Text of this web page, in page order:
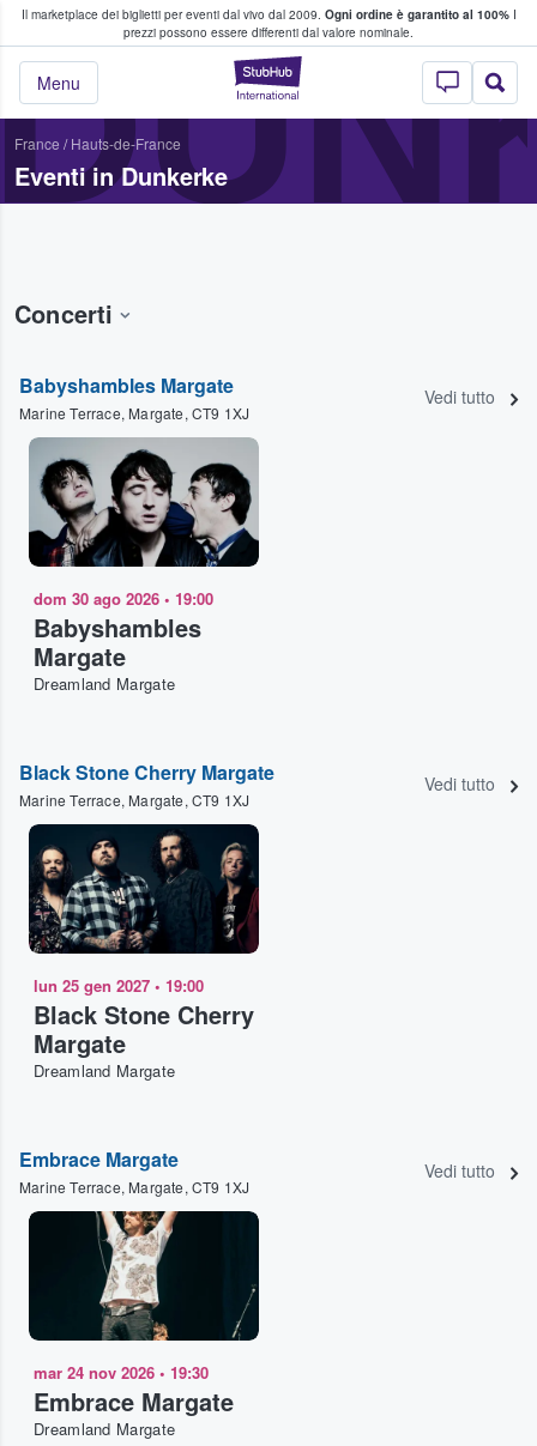
Il marketplace dei biglietti per eventi dal vivo dal 2009. Ogni ordine è garantito al 100%I
prezzi possono essere differenti dal valore nominale.
StubHub - Dove
Menu
fan comprano e vendono biglietti
France / Hauts-de-France
Eventi in Dunkerke
Concerti
Babyshambles Margate
Marine Terrace, Margate, CT9 1XJ
Vedi tutto
dom 30 ago 2026 • 19:00
Babyshambles
Margate
Dreamland Margate
Black Stone Cherry Margate
Marine Terrace, Margate, CT9 1XJ
Vedi tutto
lun 25 gen 2027 • 19:00
Black Stone Cherry
Margate
Dreamland Margate
Embrace Margate
Marine Terrace, Margate, CT9 1XJ
Vedi tutto
mar 24 nov 2026 • 19:30
Embrace Margate
Dreamland Margate